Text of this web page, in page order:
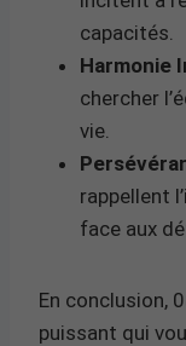
capacités.
Harmonie
chercher
vie.
rappellent
face aux
En conclusion,
puissant qui